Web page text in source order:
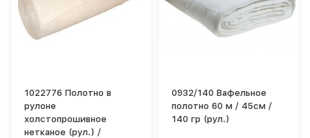
1022776 Полотно в
рулоне
холстопрошивное
нетканое (рул.) /
0932/140 Вафельное
полотно 60 м / 45см /
140 гр (рул.)